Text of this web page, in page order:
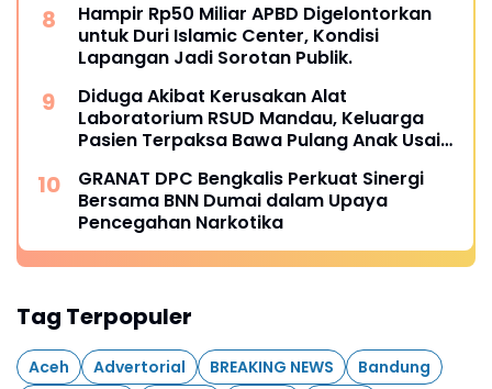
Hampir Rp50 Miliar APBD Digelontorkan
untuk Duri Islamic Center, Kondisi
Lapangan Jadi Sorotan Publik.
Diduga Akibat Kerusakan Alat
Laboratorium RSUD Mandau, Keluarga
Pasien Terpaksa Bawa Pulang Anak Usai
Membutuhkan Transfusi Darah
GRANAT DPC Bengkalis Perkuat Sinergi
Bersama BNN Dumai dalam Upaya
Pencegahan Narkotika
Tag Terpopuler
Aceh Advertorial BREAKING NEWS
Bandung